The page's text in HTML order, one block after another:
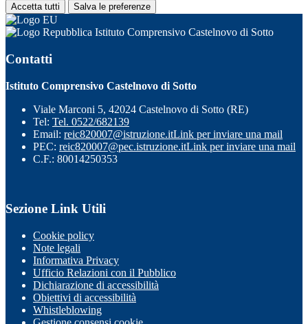
Accetta tutti Salva le preferenze
Istituto Comprensivo Castelnovo di Sotto
Contatti
Istituto Comprensivo Castelnovo di Sotto
Viale Marconi 5, 42024 Castelnovo di Sotto (RE)
Tel: Tel. 0522/682139
Email: reic820007@istruzione.itLink per inviare una mail
PEC: reic820007@pec.istruzione.itLink per inviare una mail
C.F.: 80014250353
Sezione Link Utili
Cookie policy
Note legali
Informativa Privacy
Ufficio Relazioni con il Pubblico
Dichiarazione di accessibilità
Obiettivi di accessibilità
Whistleblowing